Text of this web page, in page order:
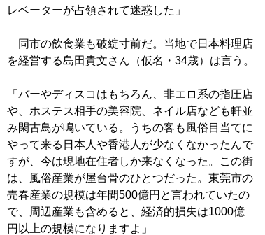
レベーターが占領されて迷惑した」
同市の飲食業も破綻寸前だ。当地で日本料理店
を経営する島田貴文さん（仮名・34歳）は言う。
「バーやディスコはもちろん、非エロ系の指圧店
や、ホステス相手の美容院、ネイル店なども軒並
み閑古鳥が鳴いている。うちの客も風俗目当てに
やって来る日本人や香港人が少なくなかったんで
すが、今は現地在住者しか来なくなった。この街
は、風俗産業が屋台骨のひとつだった。東莞市の
売春産業の規模は年間500億円と言われていたの
で、周辺産業も含めると、経済的損失は1000億
円以上の規模になりますよ」